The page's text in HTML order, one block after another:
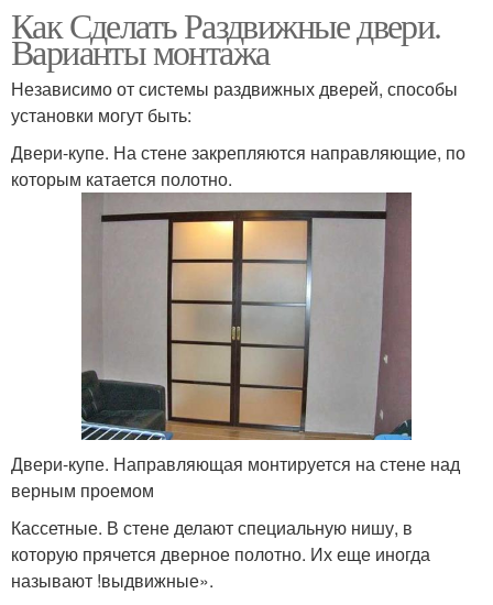
Как Сделать Раздвижные двери.
Варианты монтажа
Независимо от системы раздвижных дверей, способы
установки могут быть:
Двери-купе. На стене закрепляются направляющие, по
которым катается полотно.
Двери-купе. Направляющая монтируется на стене над
верным проемом
Кассетные. В стене делают специальную нишу, в
которую прячется дверное полотно. Их еще иногда
называют !выдвижные».